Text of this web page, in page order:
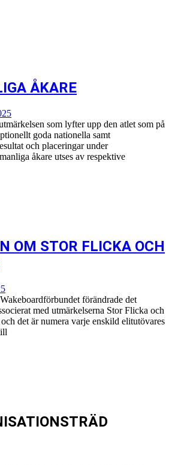
ÅKARE
som lyfter upp den atlet som på
goda nationella samt
och placeringar under
åkare utses av respektive
OM STOR FLICKA OCH
förändrade det
med utmärkelserna Stor Flicka och
det är numera varje enskild elitutövares